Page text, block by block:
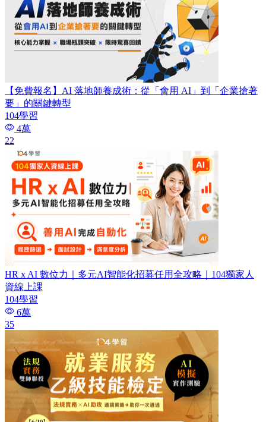
【免費報名】AI 落地師養成術：​從「會用 AI」到「企業搶著
要」的關鍵轉型
104學習
4萬
22
HR x AI 數位力｜多元AI智能化招募任用全攻略｜104獨家人
資線上課
104學習
6萬
35